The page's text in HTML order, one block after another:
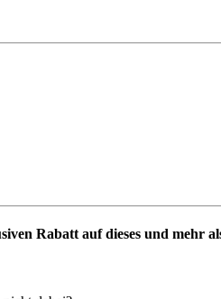
Rabatt auf dieses und mehr